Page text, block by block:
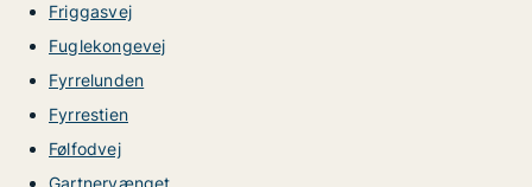
Friggasvej
Fuglekongevej
Fyrrelunden
Fyrrestien
Følfodvej
Gartnervænget